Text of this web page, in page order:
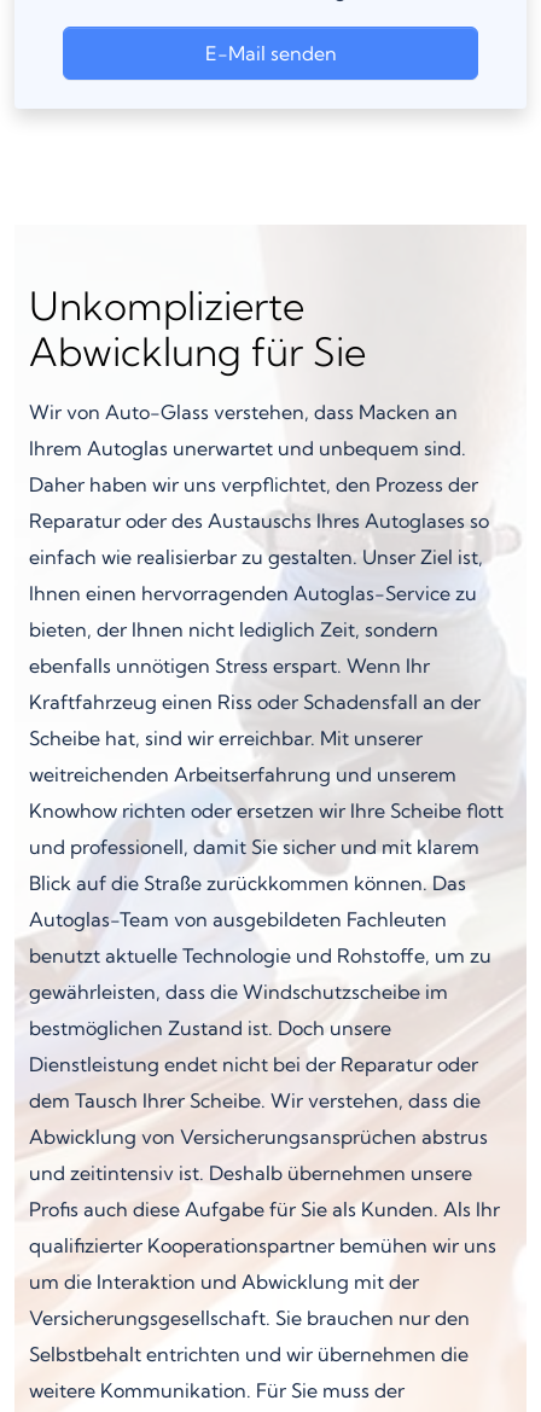
E-Mail senden
Unkomplizierte
Abwicklung für Sie
Wir von Auto-Glass verstehen, dass Macken an
Ihrem Autoglas unerwartet und unbequem sind.
Daher haben wir uns verpflichtet, den Prozess der
Reparatur oder des Austauschs Ihres Autoglases so
einfach wie realisierbar zu gestalten. Unser Ziel ist,
Ihnen einen hervorragenden Autoglas-Service zu
bieten, der Ihnen nicht lediglich Zeit, sondern
ebenfalls unnötigen Stress erspart. Wenn Ihr
Kraftfahrzeug einen Riss oder Schadensfall an der
Scheibe hat, sind wir erreichbar. Mit unserer
weitreichenden Arbeitserfahrung und unserem
Knowhow richten oder ersetzen wir Ihre Scheibe flott
und professionell, damit Sie sicher und mit klarem
Blick auf die Straße zurückkommen können. Das
Autoglas-Team von ausgebildeten Fachleuten
benutzt aktuelle Technologie und Rohstoffe, um zu
gewährleisten, dass die Windschutzscheibe im
bestmöglichen Zustand ist. Doch unsere
Dienstleistung endet nicht bei der Reparatur oder
dem Tausch Ihrer Scheibe. Wir verstehen, dass die
Abwicklung von Versicherungsansprüchen abstrus
und zeitintensiv ist. Deshalb übernehmen unsere
Profis auch diese Aufgabe für Sie als Kunden. Als Ihr
qualifizierter Kooperationspartner bemühen wir uns
um die Interaktion und Abwicklung mit der
Versicherungsgesellschaft. Sie brauchen nur den
Selbstbehalt entrichten und wir übernehmen die
weitere Kommunikation. Für Sie muss der